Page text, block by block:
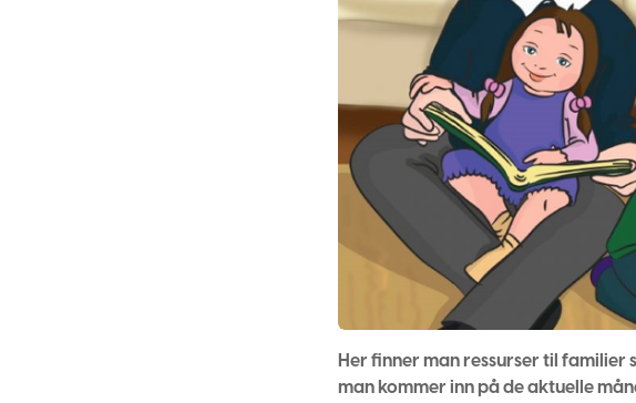
Her finner man ressurser til
man kommer inn på de aktuelle